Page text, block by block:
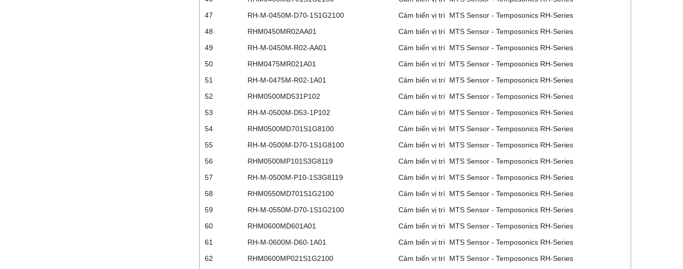
47
RH-M-0450M-D70-1S1G2100
Cảm biến vị trí MTS Sensor - Temposonics RH-Series
48
RHM0450MR02AA01
Cảm biến vị trí MTS Sensor - Temposonics RH-Series
49
RH-M-0450M-R02-AA01
Cảm biến vị trí MTS Sensor - Temposonics RH-Series
50
RHM0475MR021A01
Cảm biến vị trí MTS Sensor - Temposonics RH-Series
51
RH-M-0475M-R02-1A01
Cảm biến vị trí MTS Sensor - Temposonics RH-Series
52
RHM0500MD531P102
Cảm biến vị trí MTS Sensor - Temposonics RH-Series
53
RH-M-0500M-D53-1P102
Cảm biến vị trí MTS Sensor - Temposonics RH-Series
54
RHM0500MD701S1G8100
Cảm biến vị trí MTS Sensor - Temposonics RH-Series
55
RH-M-0500M-D70-1S1G8100
Cảm biến vị trí MTS Sensor - Temposonics RH-Series
56
RHM0500MP101S3G8119
Cảm biến vị trí MTS Sensor - Temposonics RH-Series
57
RH-M-0500M-P10-1S3G8119
Cảm biến vị trí MTS Sensor - Temposonics RH-Series
58
RHM0550MD701S1G2100
Cảm biến vị trí MTS Sensor - Temposonics RH-Series
59
RH-M-0550M-D70-1S1G2100
Cảm biến vị trí MTS Sensor - Temposonics RH-Series
60
RHM0600MD601A01
Cảm biến vị trí MTS Sensor - Temposonics RH-Series
61
RH-M-0600M-D60-1A01
Cảm biến vị trí MTS Sensor - Temposonics RH-Series
62
RHM0600MP021S1G2100 Cảm biến vị trí MTS Sensor - Temposonics RH-Series